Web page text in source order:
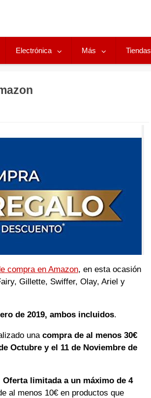
Electrónica Más Tiendas
compra en Amazon, en esta ocasión
Gillette, Swiffer, Olay, Ariel y
de 2019, ambos incluidos.
una compra de al menos 30€
Octubre y el 11 de Noviembre de
Oferta limitada a un máximo de 4
al menos 10€ en productos que